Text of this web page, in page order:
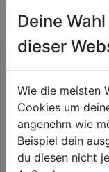
Deine
dieser
Wie die meisten
Cookies um
angenehm wie
Beispiel dein
du diesen nicht